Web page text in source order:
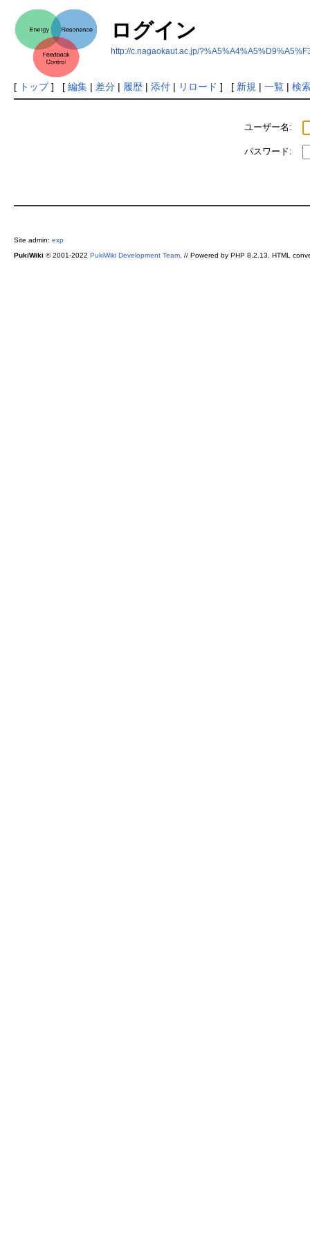
ログイン
http://c.nagaokaut.ac.jp/
[ トップ] [ 編集| 差分| 履歴| 添付| リロード ] [ 新規 | 一覧| 検
ユーザー名:
パスワード:
Site admin: exp
PukiWiki © 2001-2022 PukiWiki Development Team. // Powered by PHP 8.2.13. HTML